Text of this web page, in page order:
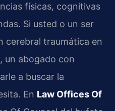
físicas, cognitivas
Si usted o un ser
cerebral traumática en
un abogado con
a buscar la
En Law Offices Of